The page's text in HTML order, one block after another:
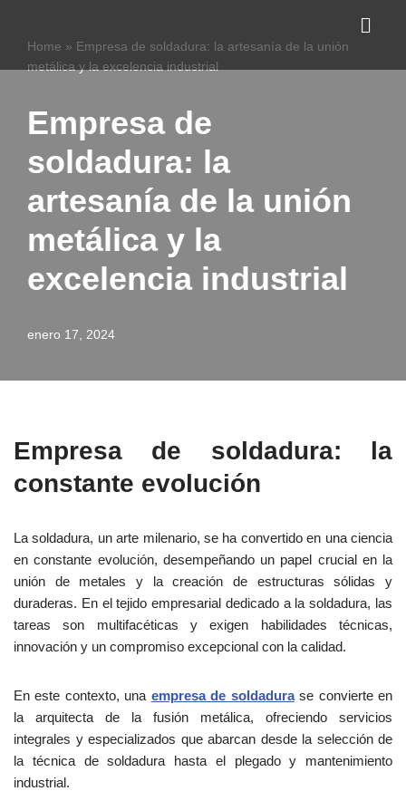
Saltar
al
Home » Empresa de soldadura: la artesanía de la unión
metálica y la excelencia industrial
Empresa de
soldadura: la
artesanía de la unión
metálica y la
excelencia industrial
enero 17, 2024
Empresa de soldadura: la
constante evolución
La soldadura, un arte milenario, se ha convertido en una ciencia
en constante evolución, desempeñando un papel crucial en la
unión de metales y la creación de estructuras sólidas y
duraderas. En el tejido empresarial dedicado a la soldadura, las
tareas son multifacéticas y exigen habilidades técnicas,
innovación y un compromiso excepcional con la calidad.
En este contexto, una empresa de soldadurase convierte en
la arquitecta de la fusión metálica, ofreciendo servicios
integrales y especializados que abarcan desde la selección de
la técnica de soldadura hasta el plegado y mantenimiento
industrial.